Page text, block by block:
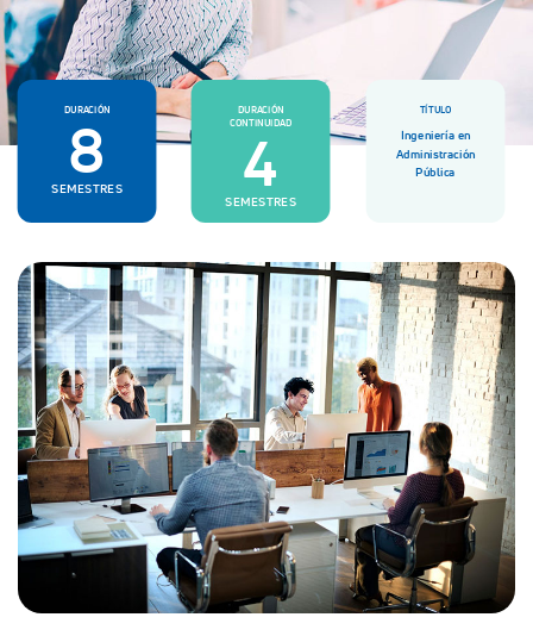
DURACIÓN
8
SEMESTRES
DURACIÓN
CONTINUIDAD
4
SEMESTRES
TÍTULO
Ingeniería en
Administración
Pública